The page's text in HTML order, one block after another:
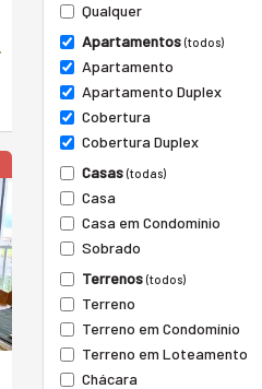
Qualquer
Apartamentos (todos)
Apartamento
Apartamento Duplex
Cobertura
Cobertura Duplex
Casas (todas)
Casa
Casa em Condomínio
Sobrado
Terrenos (todos)
Terreno
Terreno em Condomínio
Terreno em Loteamento
Chácara